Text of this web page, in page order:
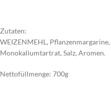
Zutaten:
WEIZENMEHL,
Monokaliumtartrat, Salz, Aromen.
Nettofüllmenge: 700g